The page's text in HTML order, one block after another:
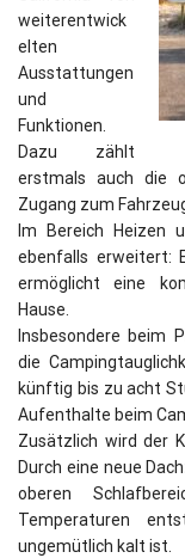
weiterentwick
elten
Ausstattungen
und
Funktionen.
Dazu zählt
erstmals auch die
Zugang zum
Im Bereich Heizen
ebenfalls erweitert:
ermöglicht eine
Hause.
Insbesondere beim
die
künftig bis zu acht
Aufenthalte beim
Zusätzlich wird der
Durch eine neue
oberen
Temperaturen
ungemütlich kalt ist.